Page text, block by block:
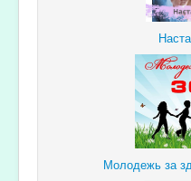
Молодежь за